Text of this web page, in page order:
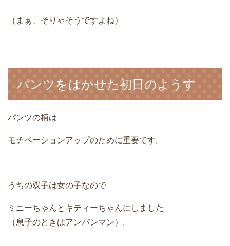
（まぁ、そりゃそうですよね）
パンツをはかせた初日のようす
パンツの柄は
モチベーションアップのために重要です。
うちの双子は女の子なので
ミニーちゃんとキティーちゃんにしました
（息子のときはアンパンマン）。